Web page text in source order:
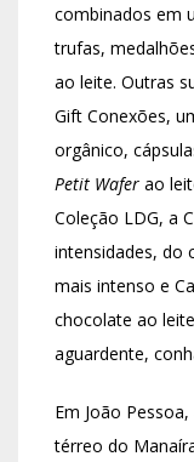
combinados em
trufas,
ao leite. Outras
Gift Conexões,
orgânico,
Petit Wafer ao
Coleção LDG, a
intensidades, do
mais intenso e
chocolate ao
aguardente,
Em João Pessoa,
térreo do